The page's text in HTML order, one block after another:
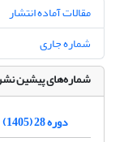
مقالات آماده انتشار
شماره جاری
شماره‌های پیشین
دوره 28 (1405)